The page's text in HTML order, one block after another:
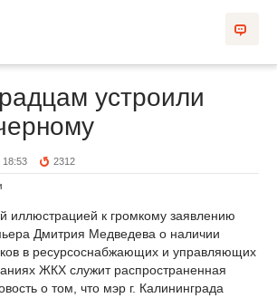
устроили
18:53 2312
иллюстрацией к громкому заявлению
Дмитрия Медведева о наличии
в ресурсоснабжающих и управляющих
ЖКХ служит распространенная
о том, что мэр г. Калининграда